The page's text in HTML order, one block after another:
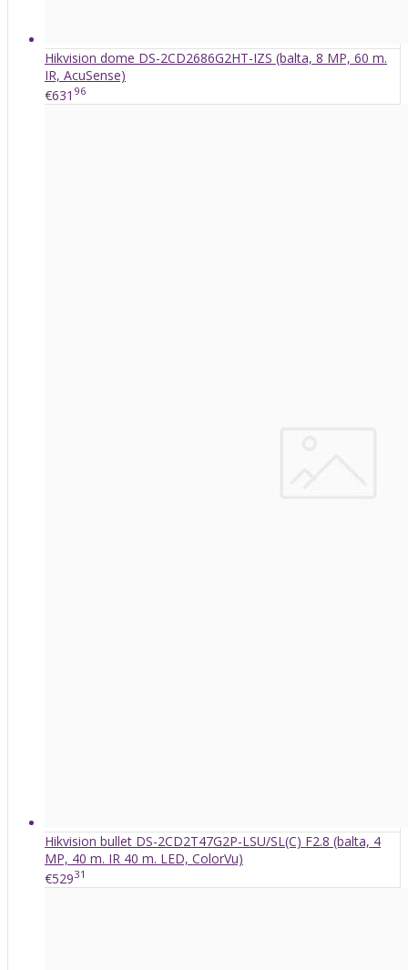
Hikvision dome DS-2CD2686G2HT-IZS (balta, 8 MP, 60 m.
IR, AcuSense)
€631 96
Hikvision bullet DS-2CD2T47G2P-LSU/SL(C) F2.8 (balta, 4
MP, 40 m. IR 40 m. LED, ColorVu)
€52931